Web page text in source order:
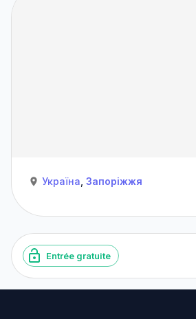
Україна Запоріжжя
Entrée gratuite